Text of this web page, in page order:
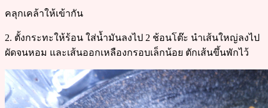
คลุกเคล้าให้เข้ากัน
2. ตั้งกระทะให้ร้อน ใส่น้ำมันลงไป 2 ช้อนโต๊ะ นำเส้นใหญ่ลงไป
ผัดจนหอม และเส้นออกเหลืองกรอบเล็กน้อย ตักเส้นขึ้นพักไว้